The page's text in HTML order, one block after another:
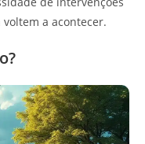
a acontecer.